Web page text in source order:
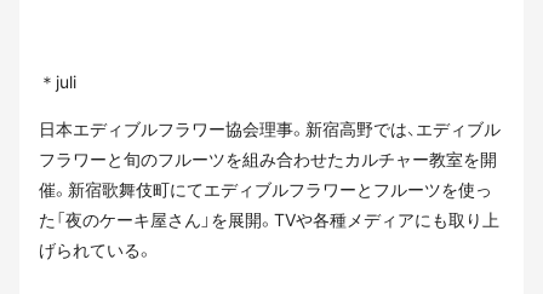
＊juli
日本エディブルフラワー協会理事。新宿高野では、エディブル
フラワーと旬のフルーツを組み合わせたカルチャー教室を開
催。新宿歌舞伎町にてエディブルフラワーとフルーツを使っ
た「夜のケーキ屋さん」を展開。TVや各種メディアにも取り上
げられている。